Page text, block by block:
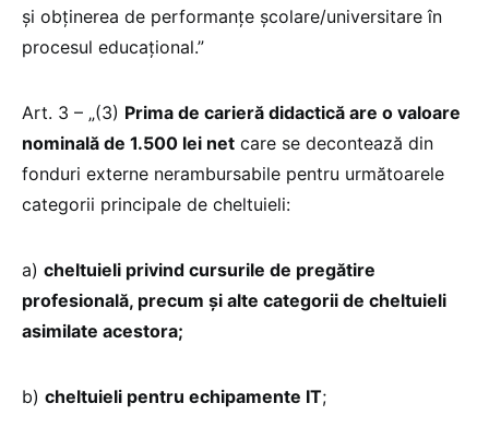
și obținerea de performanțe școlare/universitare în
procesul educațional.”
Art. 3 – „(3) Prima de carieră didactică are o valoare
nominală de 1.500 lei net care se decontează din
fonduri externe nerambursabile pentru următoarele
categorii principale de cheltuieli:
a) cheltuieli privind cursurile de pregătire
profesională, precum și alte categorii de cheltuieli
asimilate acestora;
b) cheltuieli pentru echipamente IT;